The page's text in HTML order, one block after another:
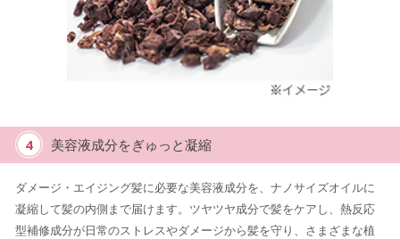
4 美容液成分をぎゅっと凝縮
ダメージ・エイジング髪に必要な美容液成分を、ナノサイズオイルに
凝縮して髪の内側まで届けます。ツヤツヤ成分で髪をケアし、熱反応
型補修成分が日常のストレスやダメージから髪を守り、さまざまな植